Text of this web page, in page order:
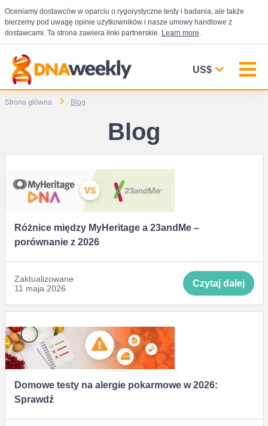
Oceniamy dostawców w oparciu o rygorystyczne testy i badania, ale także
bierzemy pod uwagę opinie użytkowników i nasze umowy handlowe z
dostawcami. Ta strona zawiera linki partnerskie. Learn more.
US$
Strona główna Blog
Blog
Różnice między MyHeritage a 23andMe –
porównanie z 2026
Zaktualizowane
11 maja 2026
Czytaj dalej
Domowe testy na alergie pokarmowe w 2026:
Sprawdź